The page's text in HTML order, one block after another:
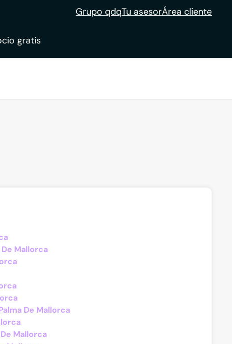
Grupo qdqTu asesorÁrea cliente
gratis
De Mallorca
De Mallorca
Mallorca